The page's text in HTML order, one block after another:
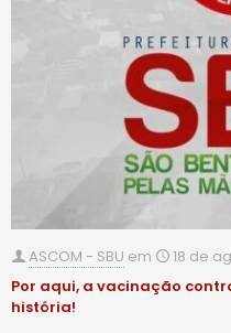
ASCOM - SBU em
18 de
Por aqui, a vacinação
história!